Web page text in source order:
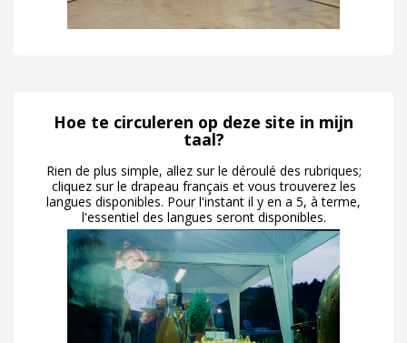
Hoe te circuleren op deze site in mijn
taal?
Rien de plus simple, allez sur le déroulé des rubriques;
cliquez sur le drapeau français et vous trouverez les
langues disponibles. Pour l'instant il y en a 5, à terme,
l'essentiel des langues seront disponibles.